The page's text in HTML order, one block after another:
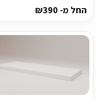
החל מ- ₪390